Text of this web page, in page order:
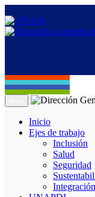
Inicio
Ejes de trabajo
Inclusión
Salud
Seguridad